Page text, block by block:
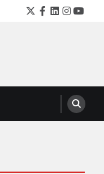
Twitter
Facebook
LinkedIn